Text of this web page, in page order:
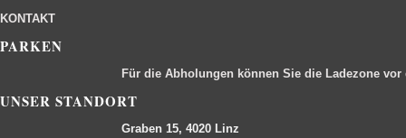
KONTAKT
PARKEN
Für die Abholungen können Sie die Ladezone
UNSER STANDORT
Graben 15, 4020 Linz